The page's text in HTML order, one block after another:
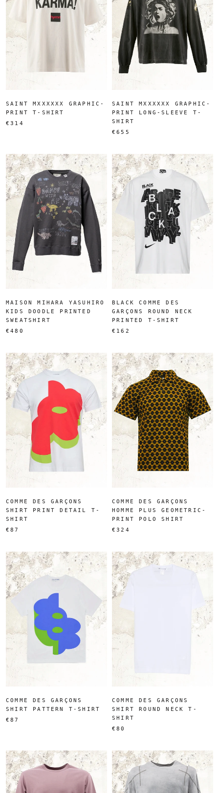
SAINT MXXXXXX GRAPHIC-
PRINT T-SHIRT
€314
SAINT MXXXXXX GRAPHIC-
PRINT LONG-SLEEVE T-
SHIRT
€655
MAISON MIHARA YASUHIRO
KIDS DOODLE PRINTED
SWEATSHIRT
€480
BLACK COMME DES
GARÇONS ROUND NECK
PRINTED T-SHIRT
€162
COMME DES GARÇONS
SHIRT PRINT DETAIL T-
SHIRT
€87
COMME DES GARÇONS
HOMME PLUS GEOMETRIC-
PRINT POLO SHIRT
€324
COMME DES GARÇONS
SHIRT PATTERN T-SHIRT
€87
COMME DES GARÇONS
SHIRT ROUND NECK T-
SHIRT
€80